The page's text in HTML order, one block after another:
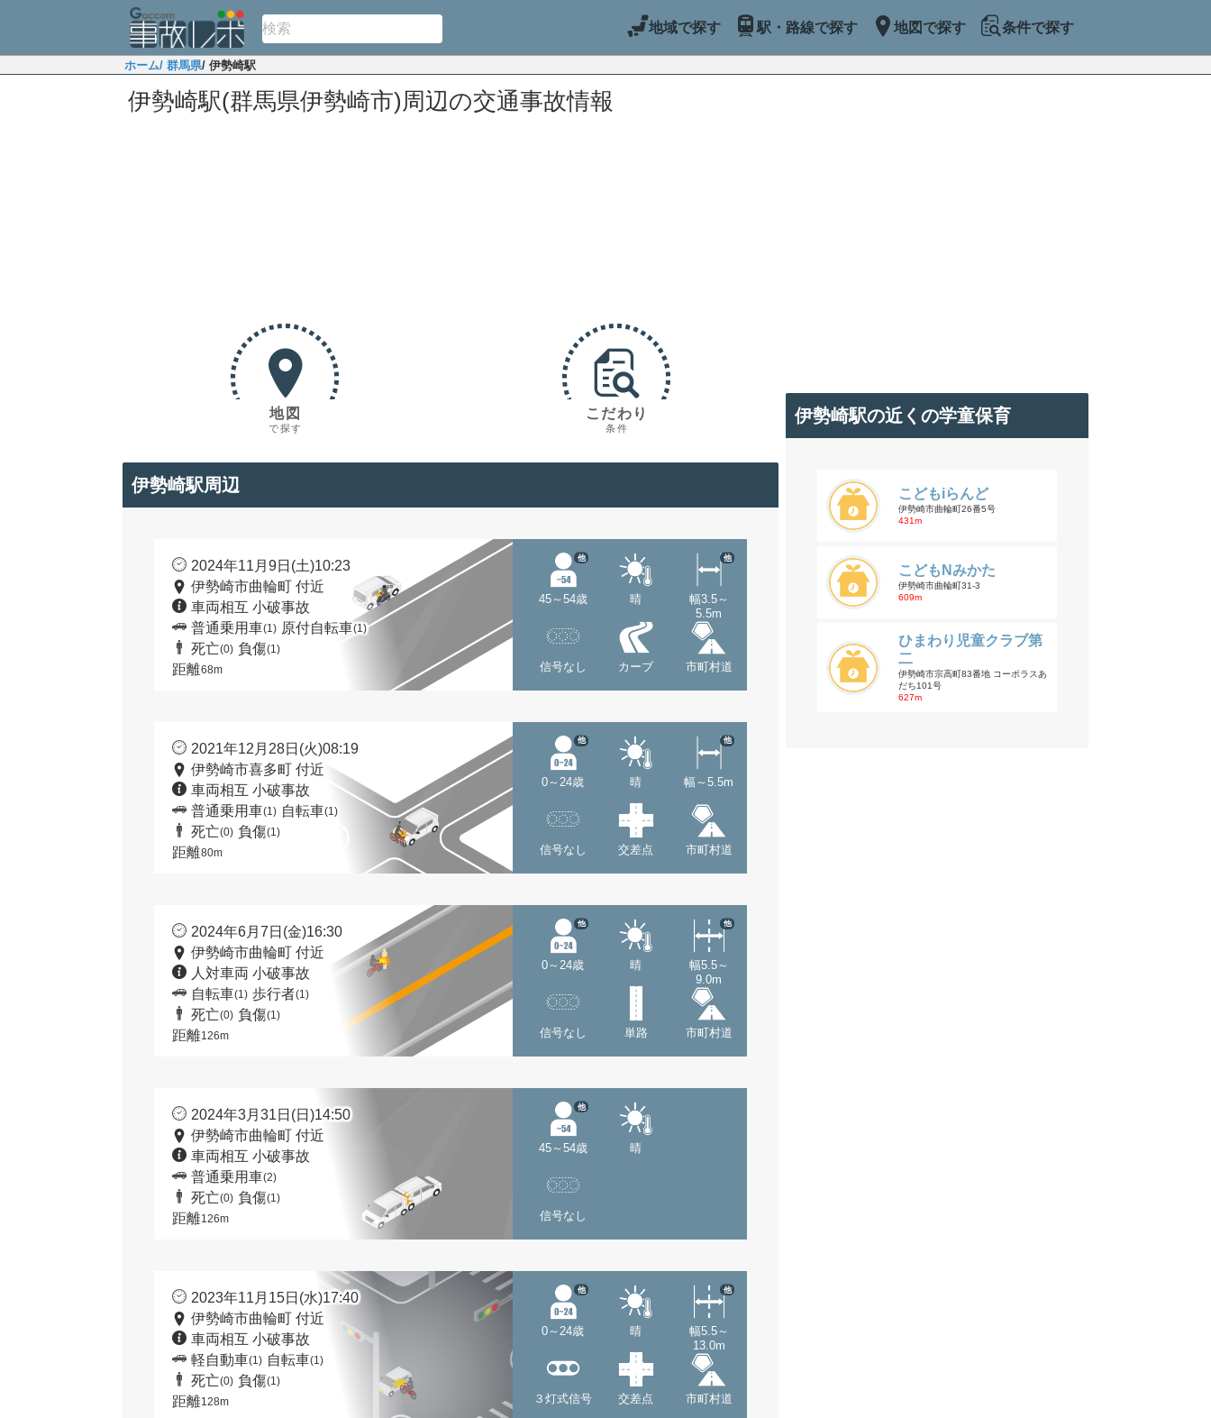
地域で探す 駅・路線で探す 地図で探す 条件で探す
ホーム/ 群馬県/ 伊勢崎駅
伊勢崎駅(群馬県伊勢崎市)周辺の交通事故情報
地図
で探す
こだわり
条件
伊勢崎駅周辺
2024年11月9日(土)10:23
伊勢崎市曲輪町 付近
車両相互 小破事故
普通乗用車(1) 原付自転車(1)
死亡(0) 負傷(1)
距離68m
45～54歳
他
晴
幅3.5～
5.5m
他
信号なし カーブ 市町村道
2021年12月28日(火)08:19
伊勢崎市喜多町 付近
車両相互 小破事故
普通乗用車(1) 自転車(1)
死亡(0) 負傷(1)
距離80m
0～24歳
他
晴 幅～5.5m
他
信号なし 交差点 市町村道
2024年6月7日(金)16:30
伊勢崎市曲輪町 付近
人対車両 小破事故
自転車(1) 歩行者(1)
死亡(0) 負傷(1)
距離126m
0～24歳
他
晴
幅5.5～
9.0m
他
信号なし 単路 市町村道
2024年3月31日(日)14:50
伊勢崎市曲輪町 付近
車両相互 小破事故
普通乗用車(2)
死亡(0) 負傷(1)
距離126m
45～54歳
他
晴
信号なし
2023年11月15日(水)17:40
伊勢崎市曲輪町 付近
車両相互 小破事故
軽自動車(1) 自転車(1)
死亡(0) 負傷(1)
距離128m
0～24歳
他
晴
幅5.5～
13.0m
他
３灯式信号 交差点 市町村道
伊勢崎駅の近くの学童保育
こどもiらんど
伊勢崎市曲輪町26番5号
431m
こどもNみかた
伊勢崎市曲輪町31-3
609m
ひまわり児童クラブ第
二
伊勢崎市宗高町83番地 コーポラスあ
だち101号
627m